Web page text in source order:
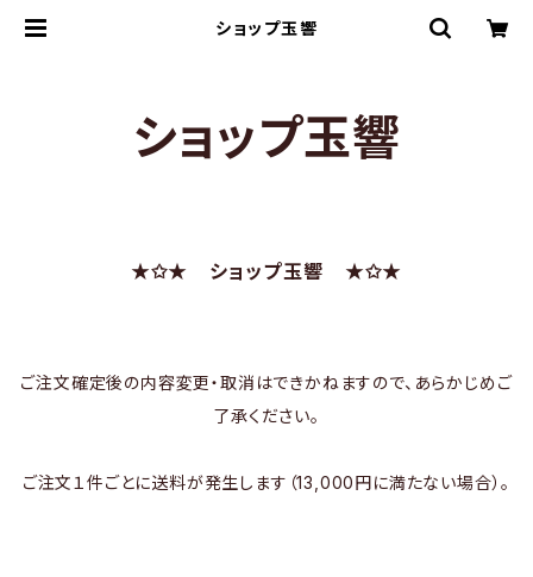
ショップ玉響
ショップ玉響
★✩★ ショップ玉響 ★✩★
ご注文確定後の内容変更・取消はできかねますので、あらかじめご
了承ください。
ご注文１件ごとに送料が発生します（13,000円に満たない場合）。